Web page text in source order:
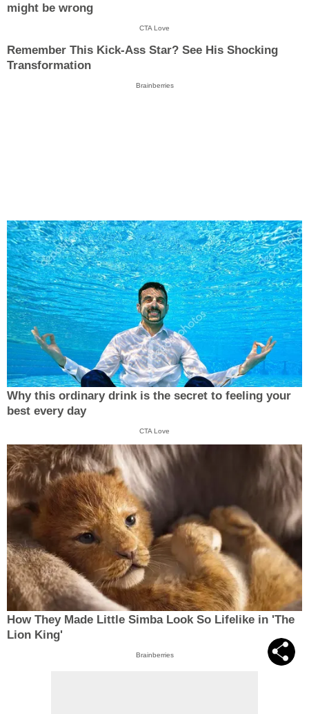
might be wrong
CTA Love
Remember This Kick-Ass Star? See His Shocking
Transformation
Brainberries
Why this ordinary drink is the secret to feeling your
best every day
CTA Love
How They Made Little Simba Look So Lifelike in 'The
Lion King'
Brainberries